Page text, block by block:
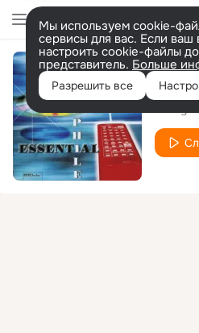
Мы используем cookie-
сервисы для вас. Если ваш
настроить cookie-файлы
представитель. Больше
Разрешить все